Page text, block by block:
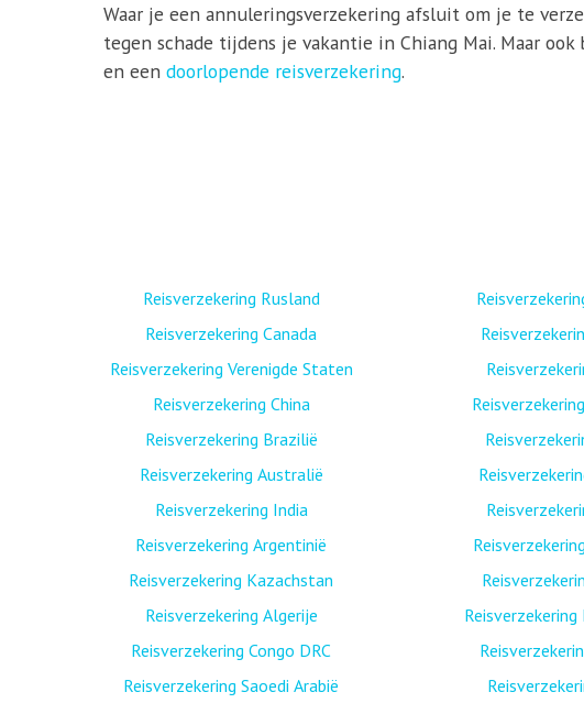
Waar je een annuleringsverzekering afsluit om je te
tegen schade tijdens je vakantie in Chiang Mai. Maar
en eendoorlopende reisverzekering.
Reisverzekering Rusland
Reisverzekering Canada
Reisverzekering Verenigde Staten
Reisverzekering China
Reisverzekering Brazilië
Reisverzekering Australië
Reisverzekering India
Reisverzekering Argentinië
Reisverzekering Kazachstan
Reisverzekering Algerije
Reisverzekering Congo DRC
Reisverzekering Saoedi Arabië